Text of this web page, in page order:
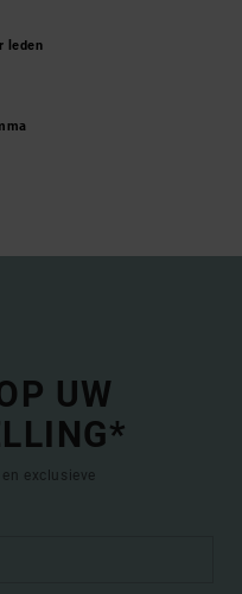
leden
UW
exclusieve